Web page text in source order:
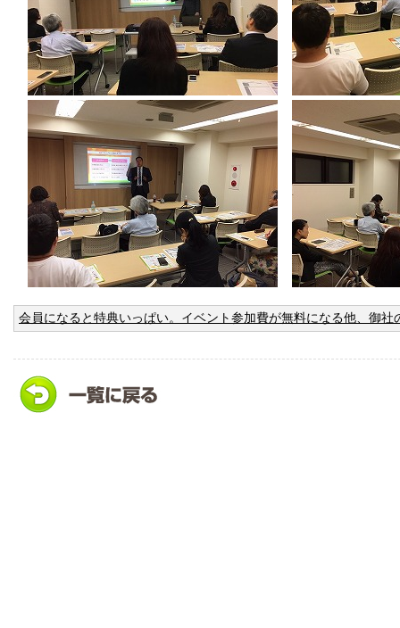
会員になると特典いっぱい。イベント参加費が無料になる他、御社